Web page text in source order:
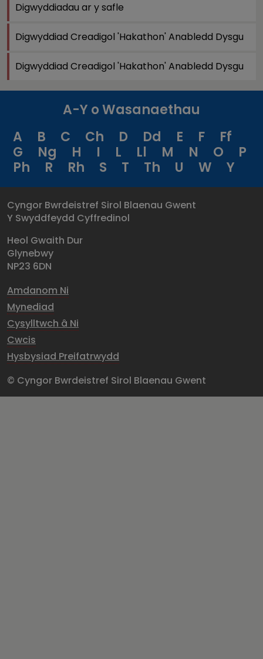
Digwyddiadau ar y safle
Digwyddiad Creadigol 'Hakathon' Anabledd Dysgu
Digwyddiad Creadigol 'Hakathon' Anabledd Dysgu
A-Y o Wasanaethau
A
B C Ch D Dd E F
Ff
G
Ng H I L Ll M N O
P
Ph
R Rh S T Th U W Y
Cyngor Bwrdeistref Sirol Blaenau Gwent
Y Swyddfeydd Cyffredinol
Heol Gwaith Dur
Glynebwy
NP23 6DN
Amdanom Ni
Mynediad
Cysylltwch â Ni
Cwcis
Hysbysiad Preifatrwydd
© Cyngor Bwrdeistref Sirol Blaenau Gwent